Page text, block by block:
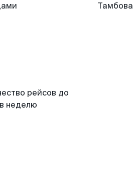
Тамбова
рейсов до
неделю